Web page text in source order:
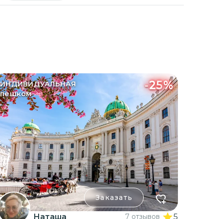
ИНДИВИДУАЛЬНАЯ
пешком
-25%
Заказать
Наташа 7 отзывов 5